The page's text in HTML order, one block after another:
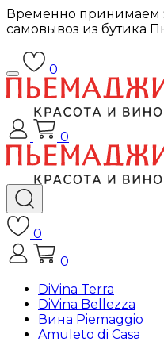
Временно принимаем
самовывоз из бутика
0
0
0
0
DiVina Terra
DiVina Bellezza
Вина Piemaggio
Amuleto di Casa